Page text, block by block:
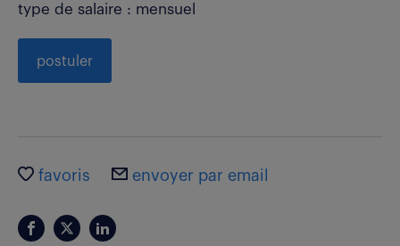
type de salaire : mensuel
postuler
favoris envoyer par email